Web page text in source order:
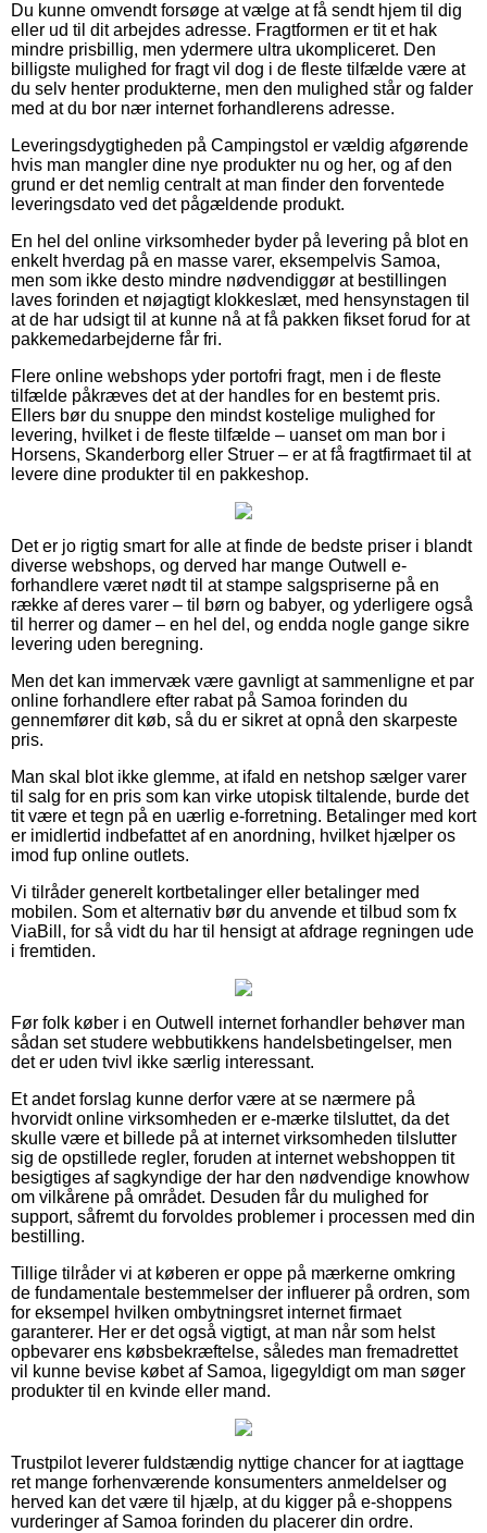
Du kunne omvendt forsøge at vælge at få sendt hjem til dig
eller ud til dit arbejdes adresse. Fragtformen er tit et hak
mindre prisbillig, men ydermere ultra ukompliceret. Den
billigste mulighed for fragt vil dog i de fleste tilfælde være at
du selv henter produkterne, men den mulighed står og falder
med at du bor nær internet forhandlerens adresse.
Leveringsdygtigheden på Campingstol er vældig afgørende
hvis man mangler dine nye produkter nu og her, og af den
grund er det nemlig centralt at man finder den forventede
leveringsdato ved det pågældende produkt.
En hel del online virksomheder byder på levering på blot en
enkelt hverdag på en masse varer, eksempelvis Samoa,
men som ikke desto mindre nødvendiggør at bestillingen
laves forinden et nøjagtigt klokkeslæt, med hensynstagen til
at de har udsigt til at kunne nå at få pakken fikset forud for at
pakkemedarbejderne får fri.
Flere online webshops yder portofri fragt, men i de fleste
tilfælde påkræves det at der handles for en bestemt pris.
Ellers bør du snuppe den mindst kostelige mulighed for
levering, hvilket i de fleste tilfælde – uanset om man bor i
Horsens, Skanderborg eller Struer – er at få fragtfirmaet til at
levere dine produkter til en pakkeshop.
Det er jo rigtig smart for alle at finde de bedste priser i blandt
diverse webshops, og derved har mange Outwell e-
forhandlere været nødt til at stampe salgspriserne på en
række af deres varer – til børn og babyer, og yderligere også
til herrer og damer – en hel del, og endda nogle gange sikre
levering uden beregning.
Men det kan immervæk være gavnligt at sammenligne et par
online forhandlere efter rabat på Samoa forinden du
gennemfører dit køb, så du er sikret at opnå den skarpeste
pris.
Man skal blot ikke glemme, at ifald en netshop sælger varer
til salg for en pris som kan virke utopisk tiltalende, burde det
tit være et tegn på en uærlig e-forretning. Betalinger med kort
er imidlertid indbefattet af en anordning, hvilket hjælper os
imod fup online outlets.
Vi tilråder generelt kortbetalinger eller betalinger med
mobilen. Som et alternativ bør du anvende et tilbud som fx
ViaBill, for så vidt du har til hensigt at afdrage regningen ude
i fremtiden.
Før folk køber i en Outwell internet forhandler behøver man
sådan set studere webbutikkens handelsbetingelser, men
det er uden tvivl ikke særlig interessant.
Et andet forslag kunne derfor være at se nærmere på
hvorvidt online virksomheden er e-mærke tilsluttet, da det
skulle være et billede på at internet virksomheden tilslutter
sig de opstillede regler, foruden at internet webshoppen tit
besigtiges af sagkyndige der har den nødvendige knowhow
om vilkårene på området. Desuden får du mulighed for
support, såfremt du forvoldes problemer i processen med din
bestilling.
Tillige tilråder vi at køberen er oppe på mærkerne omkring
de fundamentale bestemmelser der influerer på ordren, som
for eksempel hvilken ombytningsret internet firmaet
garanterer. Her er det også vigtigt, at man når som helst
opbevarer ens købsbekræftelse, således man fremadrettet
vil kunne bevise købet af Samoa, ligegyldigt om man søger
produkter til en kvinde eller mand.
Trustpilot leverer fuldstændig nyttige chancer for at iagttage
ret mange forhenværende konsumenters anmeldelser og
herved kan det være til hjælp, at du kigger på e-shoppens
vurderinger af Samoa forinden du placerer din ordre.